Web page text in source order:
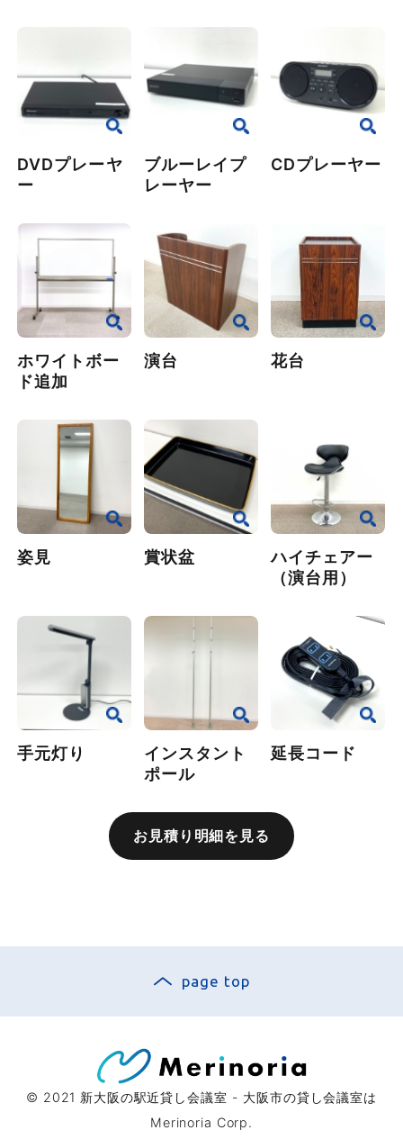
DVDプレーヤ
ー
ブルーレイプ
レーヤー
CDプレーヤー
ホワイトボー
ド追加
演台 花台
姿見 賞状盆
ハイチェアー
（演台用）
手元灯り
インスタント
ポール
延長コード
お見積り明細を見る
page top
© 2021 新大阪の駅近貸し会議室 - 大阪市の貸し会議室は
Merinoria Corp.